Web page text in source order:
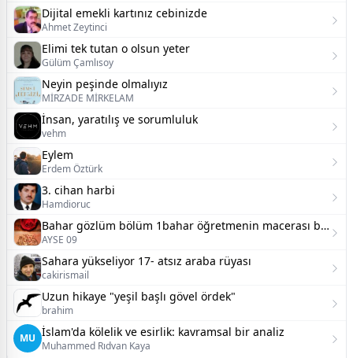
Dijital emekli kartınız cebinizde
Ahmet Zeytinci
Elimi tek tutan o olsun yeter
Gülüm Çamlısoy
Neyin peşinde olmalıyız
MİRZADE MİRKELAM
İnsan, yaratılış ve sorumluluk
vehm
Eylem
Erdem Öztürk
3. cihan harbi
Hamdioruc
Bahar gözlüm bölüm 1bahar öğretmenin macerası başlıyor
AYSE 09
Sahara yükseliyor 17- atsız araba rüyası
cakirismail
Uzun hikaye "yeşil başlı gövel ördek"
brahim
MU İslam'da kölelik ve esirlik: kavramsal bir analiz
Muhammed Rıdvan Kaya